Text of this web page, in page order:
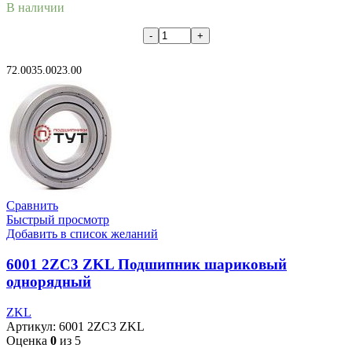
В наличии
72.0035.0023.00
Сравнить
Быстрый просмотр
Добавить в список желаний
6001 2ZC3 ZKL Подшипник шариковый
однорядный
ZKL
Артикул: 6001 2ZC3 ZKL
Оценка 0 из 5